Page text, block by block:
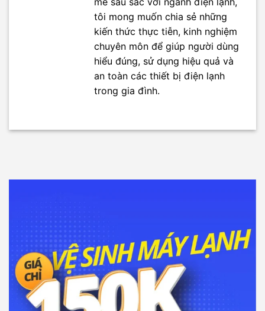
tôi mong muốn chia sẻ những
kiến thức thực tiễn, kinh nghiệm
chuyên môn để giúp người dùng
hiểu đúng, sử dụng hiệu quả và
an toàn các thiết bị điện lạnh
trong gia đình.